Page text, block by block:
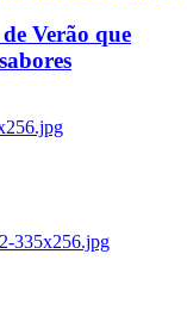
Verão que
335x256.jpg